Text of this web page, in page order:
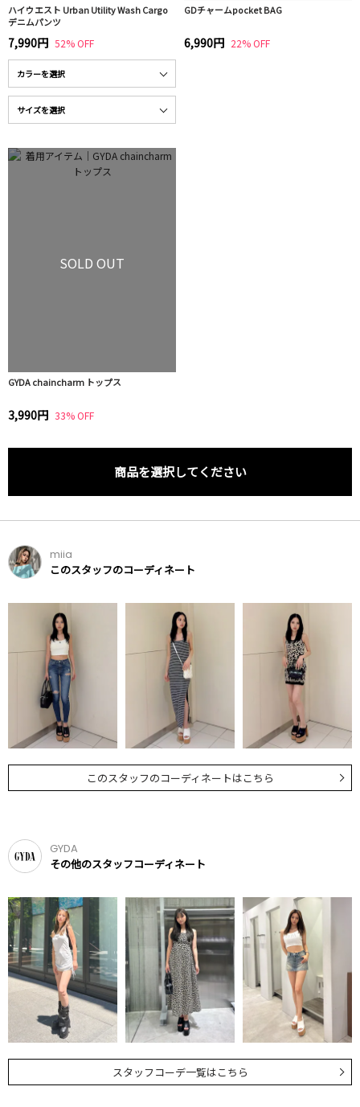
ハイウエスト Urban Utility Wash Cargo
デニムパンツ
7,990円 52% OFF
GDチャームpocket BAG
6,990円 22% OFF
SOLD OUT
GYDA chaincharm トップス
3,990円 33% OFF
商品を選択してください
miia
このスタッフのコーディネート
このスタッフのコーディネートはこちら
GYDA
その他のスタッフコーディネート
スタッフコーデ一覧はこちら